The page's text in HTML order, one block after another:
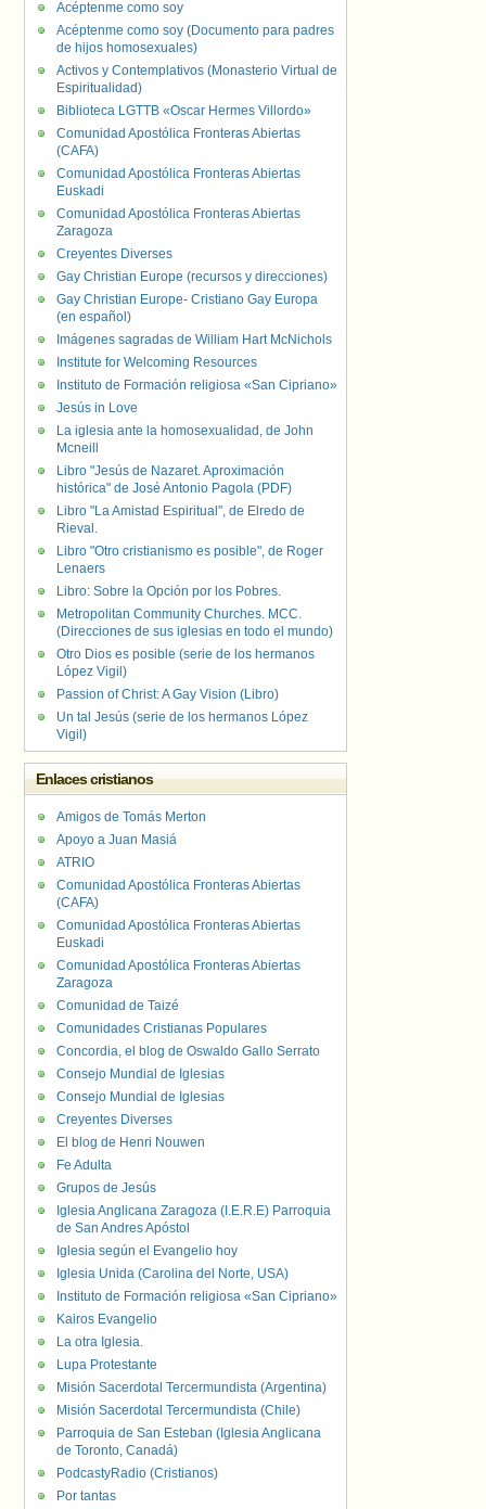
Acéptenme como soy
Acéptenme como soy (Documento para padres
de hijos homosexuales)
Activos y Contemplativos (Monasterio Virtual de
Espiritualidad)
Biblioteca LGTTB «Oscar Hermes Villordo»
Comunidad Apostólica Fronteras Abiertas
(CAFA)
Comunidad Apostólica Fronteras Abiertas
Euskadi
Comunidad Apostólica Fronteras Abiertas
Zaragoza
Creyentes Diverses
Gay Christian Europe (recursos y direcciones)
Gay Christian Europe- Cristiano Gay Europa
(en español)
Imágenes sagradas de William Hart McNichols
Institute for Welcoming Resources
Instituto de Formación religiosa «San Cipriano»
Jesús in Love
La iglesia ante la homosexualidad, de John
Mcneill
Libro "Jesús de Nazaret. Aproximación
histórica" de José Antonio Pagola (PDF)
Libro "La Amistad Espiritual", de Elredo de
Rieval.
Libro "Otro cristianismo es posible", de Roger
Lenaers
Libro: Sobre la Opción por los Pobres.
Metropolitan Community Churches. MCC.
(Direcciones de sus iglesias en todo el mundo)
Otro Dios es posible (serie de los hermanos
López Vigil)
Passion of Christ: A Gay Vision (Libro)
Un tal Jesús (serie de los hermanos López
Vigil)
Enlaces cristianos
Amigos de Tomás Merton
Apoyo a Juan Masiá
ATRIO
Comunidad Apostólica Fronteras Abiertas
(CAFA)
Comunidad Apostólica Fronteras Abiertas
Euskadi
Comunidad Apostólica Fronteras Abiertas
Zaragoza
Comunidad de Taizé
Comunidades Cristianas Populares
Concordia, el blog de Oswaldo Gallo Serrato
Consejo Mundial de Iglesias
Consejo Mundial de Iglesias
Creyentes Diverses
El blog de Henri Nouwen
Fe Adulta
Grupos de Jesús
Iglesia Anglicana Zaragoza (I.E.R.E) Parroquia
de San Andres Apóstol
Iglesia según el Evangelio hoy
Iglesia Unida (Carolina del Norte, USA)
Instituto de Formación religiosa «San Cipriano»
Kairos Evangelio
La otra Iglesia.
Lupa Protestante
Misión Sacerdotal Tercermundista (Argentina)
Misión Sacerdotal Tercermundista (Chile)
Parroquia de San Esteban (Iglesia Anglicana
de Toronto, Canadá)
PodcastyRadio (Cristianos)
Por tantas